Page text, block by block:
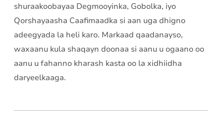
shuraakoobayaa Degmooyinka, Gobolka, iyo
Qorshayaasha Caafimaadka si aan uga dhigno
adeegyada la heli karo. Markaad qaadanayso,
waxaanu kula shaqayn doonaa si aanu u ogaano oo
aanu u fahanno kharash kasta oo la xidhiidha
daryeelkaaga.